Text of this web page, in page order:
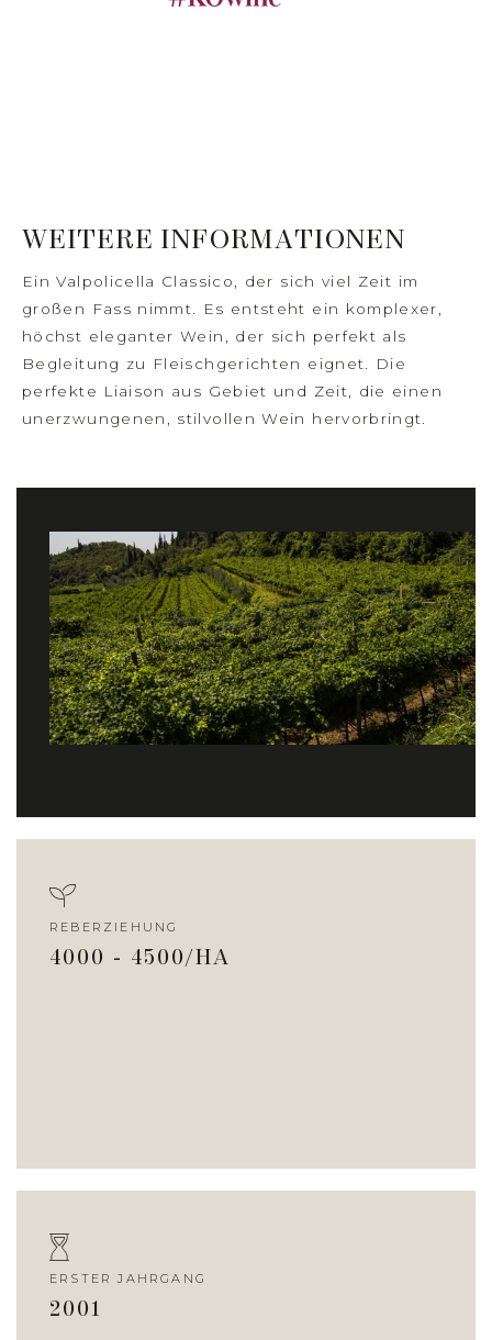
WEITERE INFORMATIONEN
Ein Valpolicella Classico, der sich viel Zeit im
großen Fass nimmt. Es entsteht ein komplexer,
höchst eleganter Wein, der sich perfekt als
Begleitung zu Fleischgerichten eignet. Die
perfekte Liaison aus Gebiet und Zeit, die einen
unerzwungenen, stilvollen Wein hervorbringt.
REBERZIEHUNG
4000 - 4500/HA
ERSTER JAHRGANG
2001